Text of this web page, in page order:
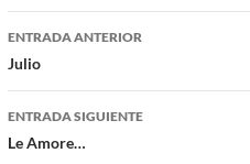
o
o
e
r
Navegación
de
entradas
ENTRADA ANTERIOR
Julio
ENTRADA SIGUIENTE
Le Amore…